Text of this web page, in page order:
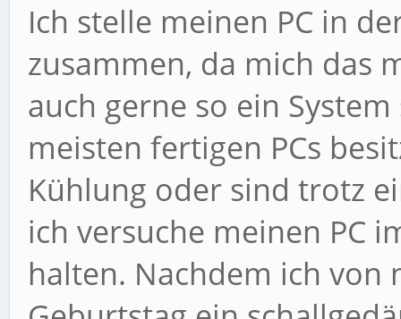
Ich stelle meinen PC in
zusammen, da mich das
auch gerne so ein
meisten fertigen PCs
Kühlung oder sind trotz
ich versuche meinen PC
halten. Nachdem ich von